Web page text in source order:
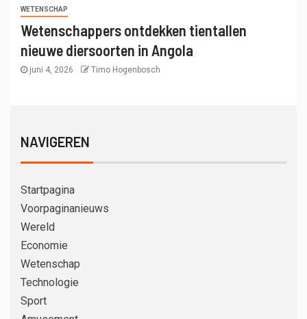
WETENSCHAP
Wetenschappers ontdekken tientallen
nieuwe diersoorten in Angola
juni 4, 2026 Timo Hogenbosch
NAVIGEREN
Startpagina
Voorpaginanieuws
Wereld
Economie
Wetenschap
Technologie
Sport